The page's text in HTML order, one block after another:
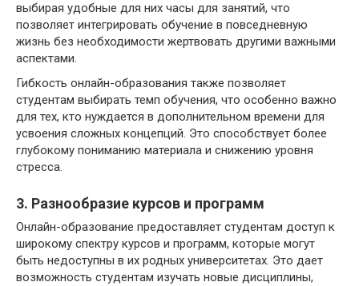
выбирая удобные для них часы для занятий, что
позволяет интегрировать обучение в повседневную
жизнь без необходимости жертвовать другими важными
аспектами.
Гибкость онлайн-образования также позволяет
студентам выбирать темп обучения, что особенно важно
для тех, кто нуждается в дополнительном времени для
усвоения сложных концепций. Это способствует более
глубокому пониманию материала и снижению уровня
стресса.
3. Разнообразие курсов и программ
Онлайн-образование предоставляет студентам доступ к
широкому спектру курсов и программ, которые могут
быть недоступны в их родных университетах. Это дает
возможность студентам изучать новые дисциплины,